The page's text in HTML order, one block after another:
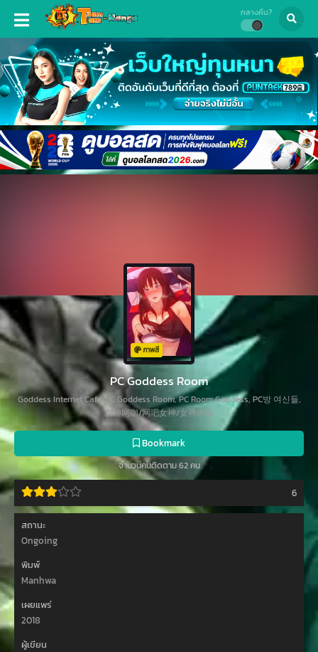
กลางคืน?
ภาพสี
PC Goddess Room
Goddess Internet Cafe, PC Goddess Room, PC Room Goddess, PC방 여신들,
女神网咖/网吧女神/女神網咖
Bookmark
จำนวนคนติดตาม 62 คน
6
สถานะ
Ongoing
พิมพ์
Manhwa
เผยแพร่
2018
ผู้เขียน